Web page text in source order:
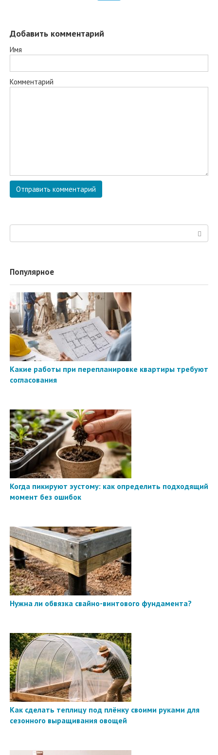
Добавить комментарий
Имя
Комментарий
Популярное
Какие работы при перепланировке квартиры требуют
согласования
Когда пикируют эустому: как определить подходящий
момент без ошибок
Нужна ли обвязка свайно-винтового фундамента?
Как сделать теплицу под плёнку своими руками для
сезонного выращивания овощей